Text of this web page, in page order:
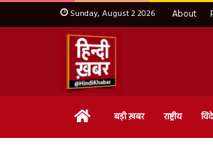
Sunday, August 2 2026 About
Home बड़ी ख़बर राष्ट्रीय